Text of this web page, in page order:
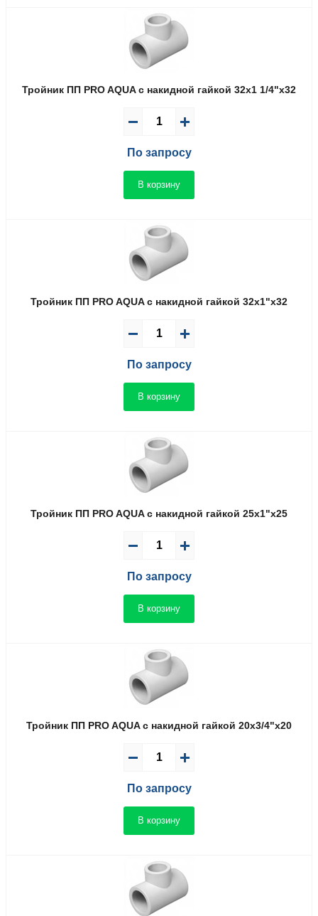
Тройник ПП PRO AQUA с накидной гайкой 32x1 1/4"x32
По запросу
В корзину
Тройник ПП PRO AQUA с накидной гайкой 32x1"x32
По запросу
В корзину
Тройник ПП PRO AQUA с накидной гайкой 25x1"x25
По запросу
В корзину
Тройник ПП PRO AQUA с накидной гайкой 20x3/4"x20
По запросу
В корзину